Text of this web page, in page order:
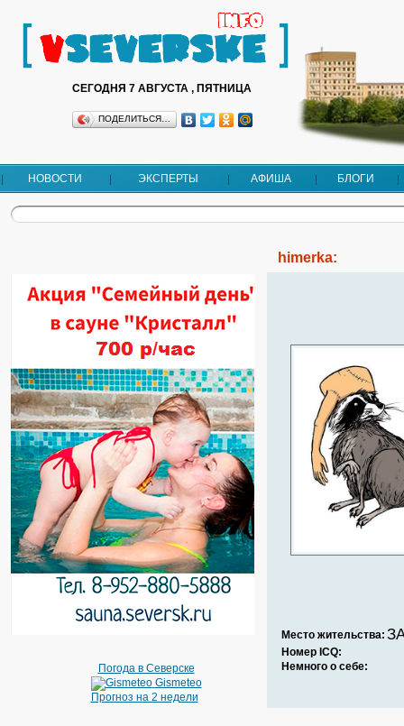
СЕГОДНЯ 7 АВГУСТА , ПЯТНИЦА
ПОДЕЛИТЬСЯ…
НОВОСТИ ЭКСПЕРТЫ АФИША БЛОГИ
Погода в Северске
Gismeteo
Прогноз на 2 недели
himerka:
Место жительства:
Номер ICQ:
Немного о себе: